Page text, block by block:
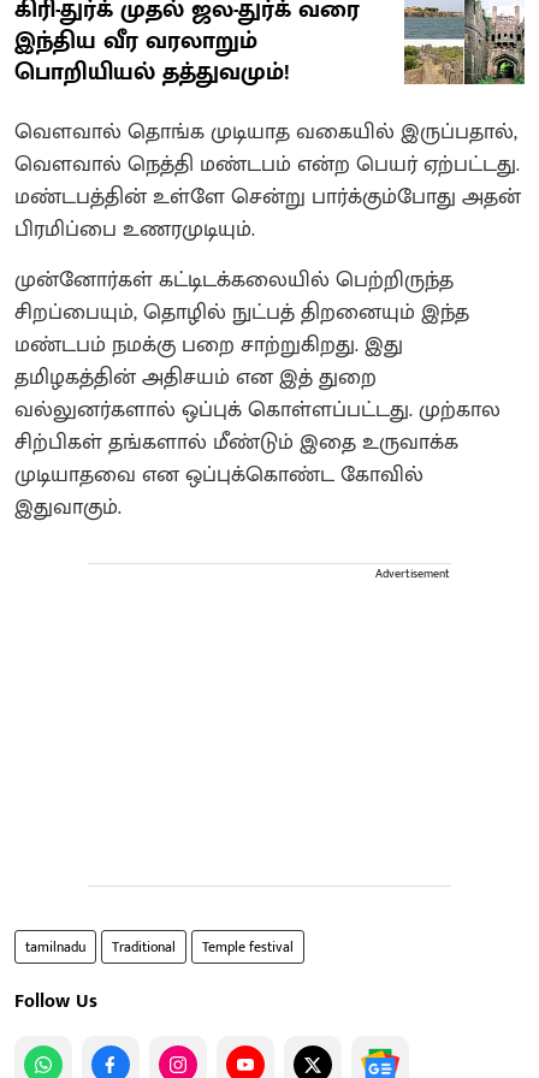
கிரி-துர்க் முதல் ஜல-துர்க் வரை
இந்திய வீர வரலாறும்
பொறியியல் தத்துவமும்!
வெளவால் தொங்க முடியாத வகையில் இருப்பதால்,
வெளவால் நெத்தி மண்டபம் என்ற பெயர் ஏற்பட்டது.
மண்டபத்தின் உள்ளே சென்று பார்க்கும்போது அதன்
பிரமிப்பை உணரமுடியும்.
முன்னோர்கள் கட்டிடக்கலையில் பெற்றிருந்த
சிறப்பையும், தொழில் நுட்பத் திறனையும் இந்த
மண்டபம் நமக்கு பறை சாற்றுகிறது. இது
தமிழகத்தின் அதிசயம் என இத் துறை
வல்லுனர்களால் ஒப்புக் கொள்ளப்பட்டது. முற்கால
சிற்பிகள் தங்களால் மீண்டும் இதை உருவாக்க
முடியாதவை என ஒப்புக்கொண்ட கோவில்
இதுவாகும்.
Advertisement
tamilnadu Traditional Temple festival
Follow Us